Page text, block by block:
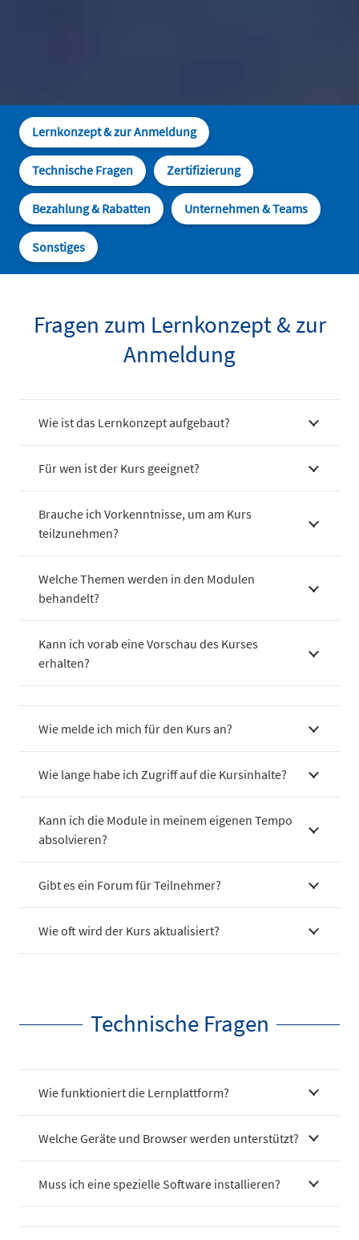
Lernkonzept & zur Anmeldung
Technische Fragen Zertifizierung
Bezahlung & Rabatten Unternehmen & Teams
Sonstiges
Fragen zum Lernkonzept & zur
Anmeldung
Wie ist das Lernkonzept aufgebaut?
Für wen ist der Kurs geeignet?
Brauche ich Vorkenntnisse, um am Kurs
teilzunehmen?
Welche Themen werden in den Modulen
behandelt?
Kann ich vorab eine Vorschau des Kurses
erhalten?
Wie melde ich mich für den Kurs an?
Wie lange habe ich Zugriff auf die Kursinhalte?
Kann ich die Module in meinem eigenen Tempo
absolvieren?
Gibt es ein Forum für Teilnehmer?
Wie oft wird der Kurs aktualisiert?
Technische Fragen
Wie funktioniert die Lernplattform?
Welche Geräte und Browser werden unterstützt?
Muss ich eine spezielle Software installieren?